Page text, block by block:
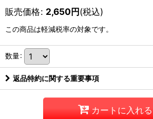
販売価格: 2,650円(税込)
この商品は軽減税率の対象です。
数量:
返品特約に関する重要事項
カートに入れる